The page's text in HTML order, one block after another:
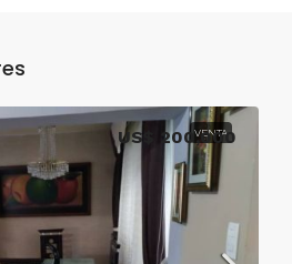
VENTA
US$ 200,000